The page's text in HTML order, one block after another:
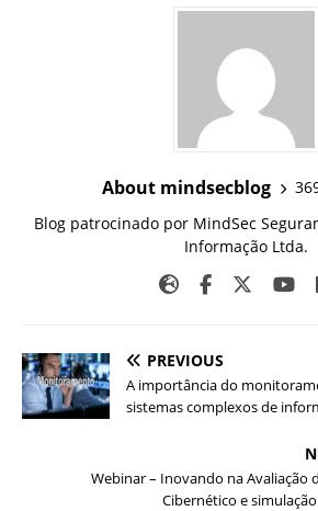
About mindsecblog
Blog patrocinado por MindSec
Informação Ltda.
PREVIOUS
A importância do
sistemas complexos de
Webinar – Inovando na Avaliação
Cibernético e